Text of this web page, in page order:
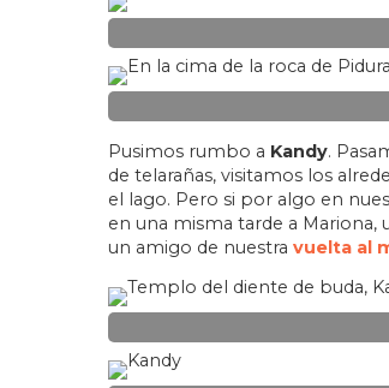
Pusimos rumbo a Kandy.
de telarañas, visitamos los
el lago. Pero si por algo en
en una misma tarde a Mariona,
un amigo de nuestra vuelta al